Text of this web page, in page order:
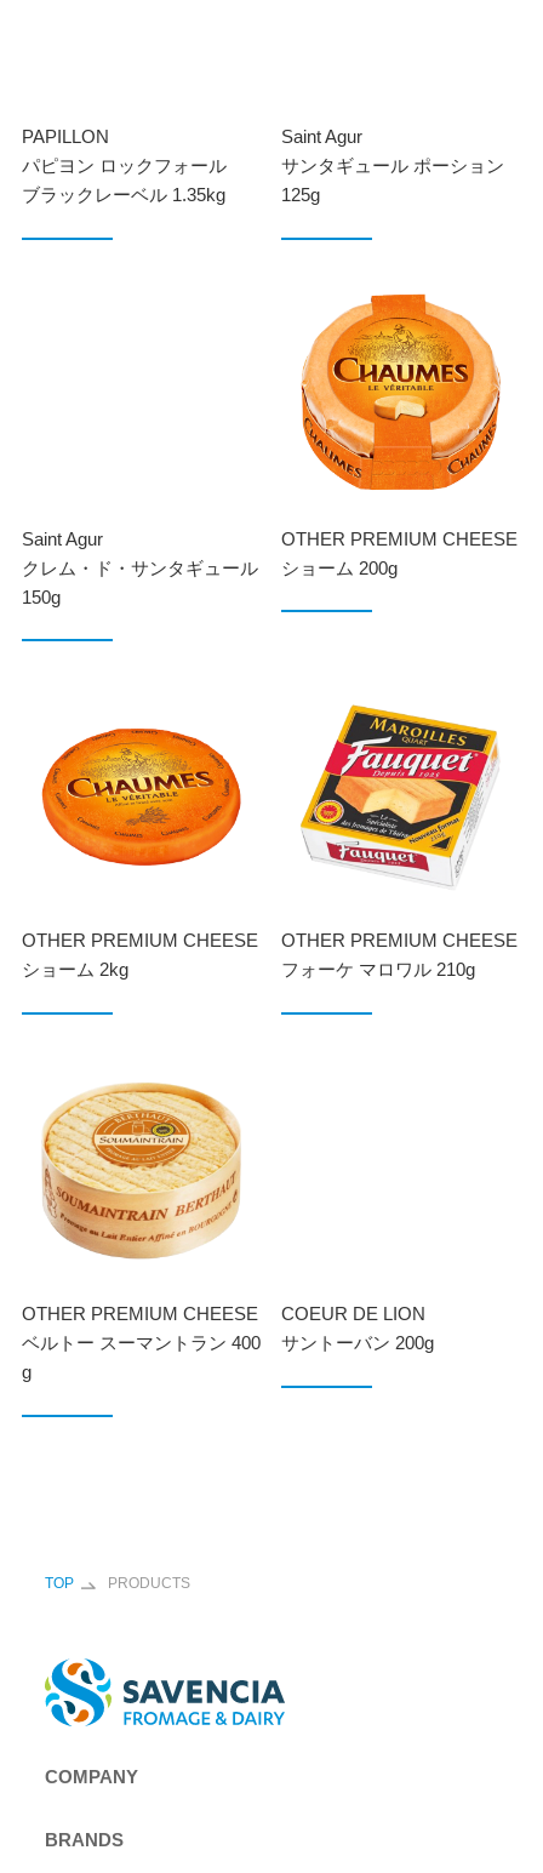
PAPILLON
パピヨン ロックフォール
ブラックレーベル 1.35kg
Saint Agur
サンタギュール ポーション
125g
Saint Agur
クレム・ド・サンタギュール
150g
OTHER PREMIUM CHEESE
ショーム 200g
OTHER PREMIUM CHEESE
ショーム 2kg
OTHER PREMIUM CHEESE
フォーケ マロワル 210g
OTHER PREMIUM CHEESE
ベルトー スーマントラン 400
g
COEUR DE LION
サントーバン 200g
TOP PRODUCTS
COMPANY
BRANDS